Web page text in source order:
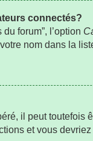
connectés?
forum”, l’option
nom dans la
il peut toutefois
et vous